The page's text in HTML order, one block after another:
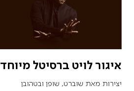
איגור לויט ברסיטל מיוחד
יצירות מאת שוברט, שופן ובטהובן